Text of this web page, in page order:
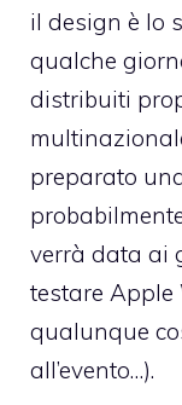
il design è lo
qualche
distribuiti
preparato
verrà data ai
testare Apple
qualunque
all’evento…).